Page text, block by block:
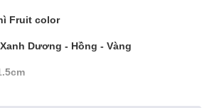
Fruit color
Dương - Hồng - Vàng
hợp